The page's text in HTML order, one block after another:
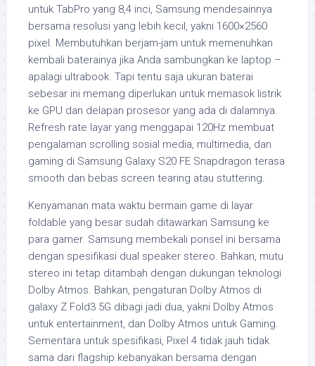
untuk TabPro yang 8,4 inci, Samsung mendesainnya
bersama resolusi yang lebih kecil, yakni 1600×2560
pixel. Membutuhkan berjam-jam untuk memenuhkan
kembali baterainya jika Anda sambungkan ke laptop –
apalagi ultrabook. Tapi tentu saja ukuran baterai
sebesar ini memang diperlukan untuk memasok listrik
ke GPU dan delapan prosesor yang ada di dalamnya.
Refresh rate layar yang menggapai 120Hz membuat
pengalaman scrolling sosial media, multimedia, dan
gaming di Samsung Galaxy S20 FE Snapdragon terasa
smooth dan bebas screen tearing atau stuttering.
Kenyamanan mata waktu bermain game di layar
foldable yang besar sudah ditawarkan Samsung ke
para gamer. Samsung membekali ponsel ini bersama
dengan spesifikasi dual speaker stereo. Bahkan, mutu
stereo ini tetap ditambah dengan dukungan teknologi
Dolby Atmos. Bahkan, pengaturan Dolby Atmos di
galaxy Z Fold3 5G dibagi jadi dua, yakni Dolby Atmos
untuk entertainment, dan Dolby Atmos untuk Gaming.
Sementara untuk spesifikasi, Pixel 4 tidak jauh tidak
sama dari flagship kebanyakan bersama dengan